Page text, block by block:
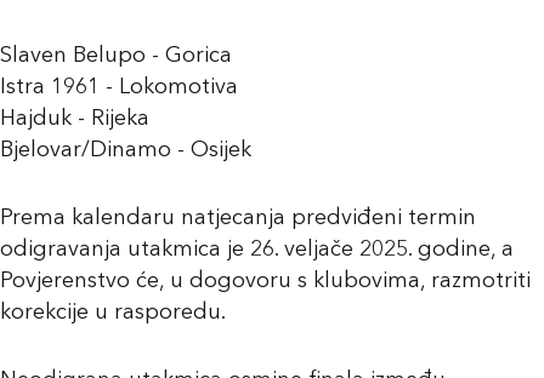
Slaven Belupo - Gorica
Istra 1961 - Lokomotiva
Hajduk - Rijeka
Bjelovar/Dinamo - Osijek
Prema kalendaru natjecanja predviđeni termin
odigravanja utakmica je 26. veljače 2025. godine, a
Povjerenstvo će, u dogovoru s klubovima, razmotriti
korekcije u rasporedu.